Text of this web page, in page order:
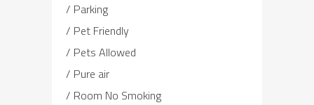
Parking
Pet Friendly
Pets Allowed
Pure air
Room No Smoking